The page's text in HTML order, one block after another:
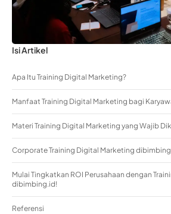
Isi Artikel
Apa Itu Training Digital Marketing?
Manfaat Training Digital Marketing bagi
Materi Training Digital Marketing yang Wajib
Corporate Training Digital Marketing
Mulai Tingkatkan ROI Perusahaan dengan
dibimbing.id!
Referensi